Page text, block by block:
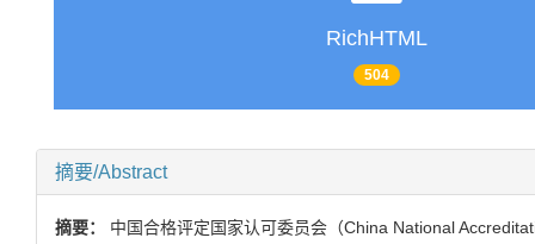
RichHTML
504
摘要/Abstract
摘要： 中国合格评定国家认可委员会（China National